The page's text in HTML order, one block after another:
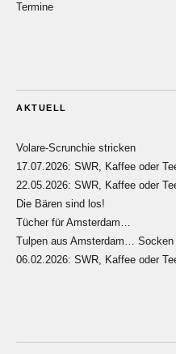
Termine
AKTUELL
Volare-Scrunchie stricken
17.07.2026: SWR, Kaffee oder
22.05.2026: SWR, Kaffee oder
Die Bären sind los!
Tücher für Amsterdam…
Tulpen aus Amsterdam… Socken
06.02.2026: SWR, Kaffee oder